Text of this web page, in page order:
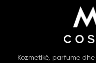
Kozmetikë, parfume